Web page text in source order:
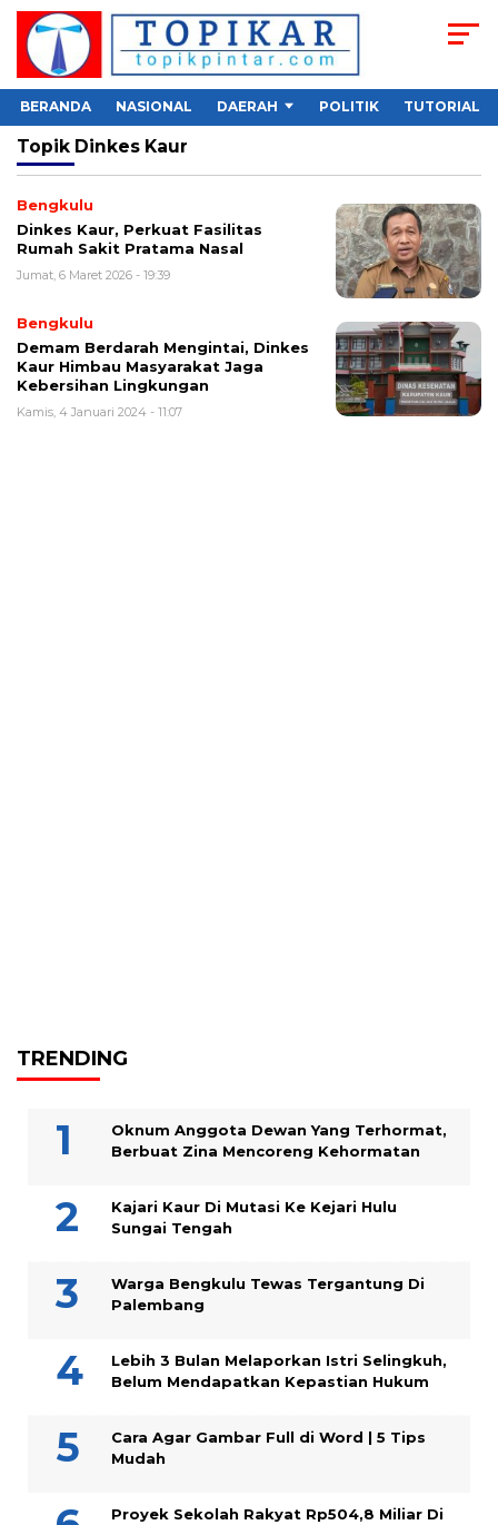
BERANDA NASIONAL DAERAH POLITIK TUTORIAL
Topik Dinkes Kaur
Bengkulu
Dinkes Kaur, Perkuat Fasilitas
Rumah Sakit Pratama Nasal
Jumat, 6 Maret 2026 - 19:39
Bengkulu
Demam Berdarah Mengintai, Dinkes
Kaur Himbau Masyarakat Jaga
Kebersihan Lingkungan
Kamis, 4 Januari 2024 - 11:07
TRENDING
Oknum Anggota Dewan Yang Terhormat,
Berbuat Zina Mencoreng Kehormatan
Kajari Kaur Di Mutasi Ke Kejari Hulu
Sungai Tengah
Warga Bengkulu Tewas Tergantung Di
Palembang
Lebih 3 Bulan Melaporkan Istri Selingkuh,
Belum Mendapatkan Kepastian Hukum
Cara Agar Gambar Full di Word | 5 Tips
Mudah
Proyek Sekolah Rakyat Rp504,8 Miliar Di